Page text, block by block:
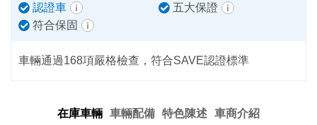
認證車
五大保證
符合保固
車輛通過168項嚴格檢查，符合SAVE認證標準
在庫車輛 車輛配備 特色陳述 車商介紹